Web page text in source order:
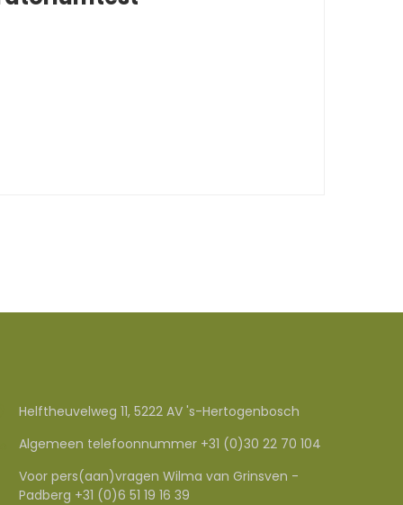
Helftheuvelweg 11, 5222 AV 's-Hertogenbosch
Algemeen telefoonnummer +31 (0)30 22 70 104
Voor pers(aan)vragen Wilma van Grinsven -
Padberg +31 (0)6 51 19 16 39